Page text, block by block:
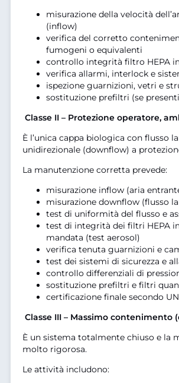
misurazione della velocità
(inflow)
verifica del corretto
fumogeni o equivalenti
controllo integrità filtro HEPA
verifica allarmi, interlock e
ispezione guarnizioni, vetri e
sostituzione prefiltri (se
Classe II – Protezione operatore,
È l’unica cappa biologica con flusso
unidirezionale (downflow) a
La manutenzione corretta prevede:
misurazione inflow (aria
misurazione downflow (flusso
test di uniformità del flusso e
test di integrità dei filtri HEPA
mandata (test aerosol)
verifica tenuta guarnizioni e
test dei sistemi di sicurezza e
controllo differenziali di
sostituzione prefiltri e filtri
certificazione finale secondo
Classe III – Massimo contenimento
È un sistema totalmente chiuso e la
molto rigorosa.
Le attività includono: